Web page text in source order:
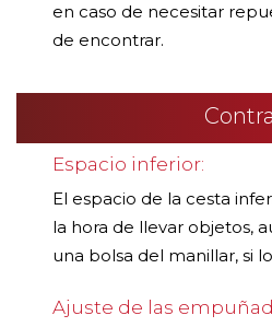
en caso de necesitar
de encontrar.
Espacio inferior:
El espacio de la cesta
la hora de llevar objetos,
una bolsa del manillar, si
Ajuste de las